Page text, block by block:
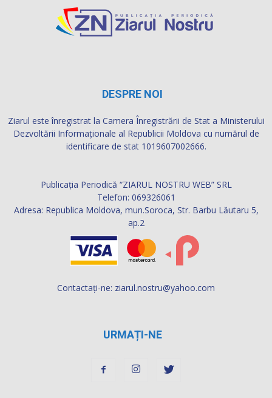
DESPRE NOI
Ziarul este înregistrat la Camera Înregistrării de Stat a Ministerului
Dezvoltării Informaţionale al Republicii Moldova cu numărul de
identificare de stat 1019607002666.
Publicația Periodică “ZIARUL NOSTRU WEB” SRL
Telefon: 069326061
Adresa: Republica Moldova, mun.Soroca, Str. Barbu Lăutaru 5,
ap.2
Contactați-ne: ziarul.nostru@yahoo.com
URMAȚI-NE